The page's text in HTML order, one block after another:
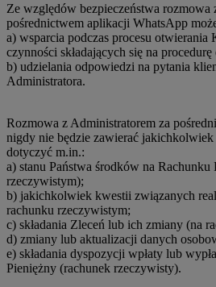
Ze względów bezpieczeństwa rozmowa
pośrednictwem aplikacji WhatsApp
a) wsparcia podczas procesu otwierania
czynności składających się na
b) udzielania odpowiedzi na pytania
Administratora.
Rozmowa z Administratorem za
nigdy nie będzie zawierać
dotyczyć m.in.:
a) stanu Państwa środków na Rachunku
rzeczywistym);
b) jakichkolwiek kwestii związanych
rachunku rzeczywistym;
c) składania Zleceń lub ich zmiany (na
d) zmiany lub aktualizacji danych
e) składania dyspozycji wpłaty lub
Pieniężny (rachunek rzeczywisty).